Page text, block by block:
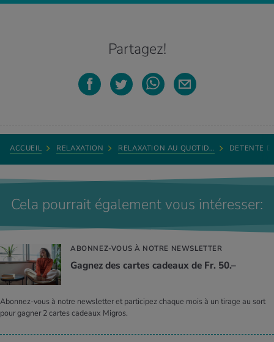
Partagez!
ACCUEIL RELAXATION RELAXATION AU QUOTID… DETENTE
Cela pourrait également vous intéresser:
ABONNEZ-VOUS À NOTRE NEWSLETTER
Gagnez des cartes cadeaux de Fr. 50.–
Abonnez-vous à notre newsletter et participez chaque mois à un tirage au sort
pour gagner 2 cartes cadeaux Migros.